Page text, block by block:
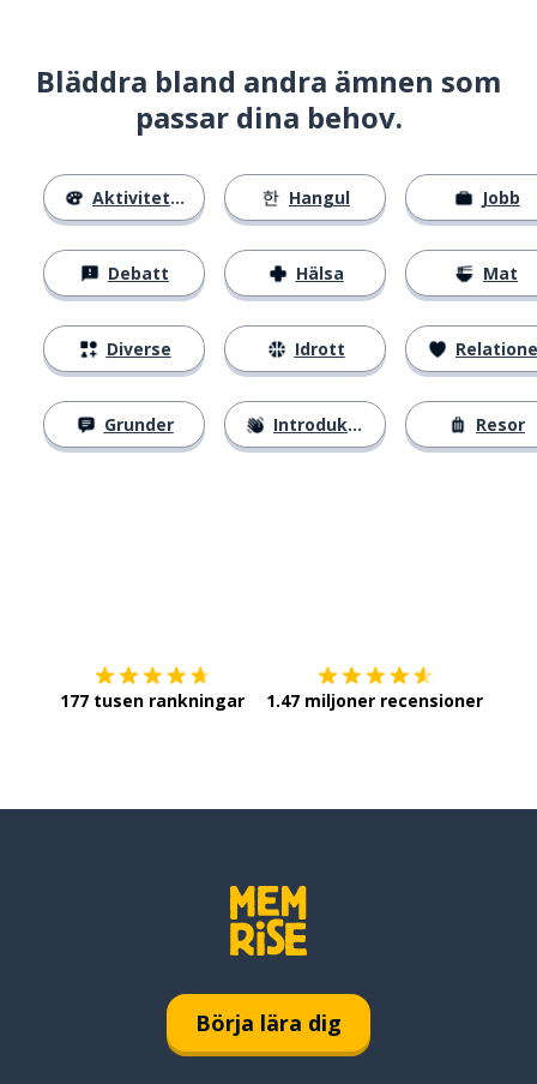
Bläddra bland andra ämnen som
passar dina behov.
Aktiviteter
Debatt
Diverse
Grunder
Hangul
Hälsa
Idrott
Introduktion
Jobb
Mat
Resor
177 tusen rankningar 1.47 miljoner recensioner
Börja lära dig